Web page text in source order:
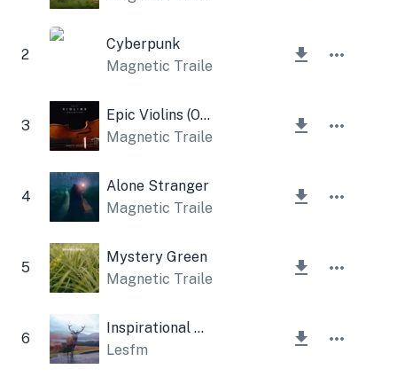
2
Cyberpunk
Magnetic Trailer
3
Epic Violins (Orchestral)
Magnetic Trailer
4
Alone Stranger
Magnetic Trailer
5
Mystery Green
Magnetic Trailer
6
Inspirational Story
Lesfm